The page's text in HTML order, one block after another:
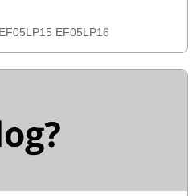
EF05LP15 EF05LP16